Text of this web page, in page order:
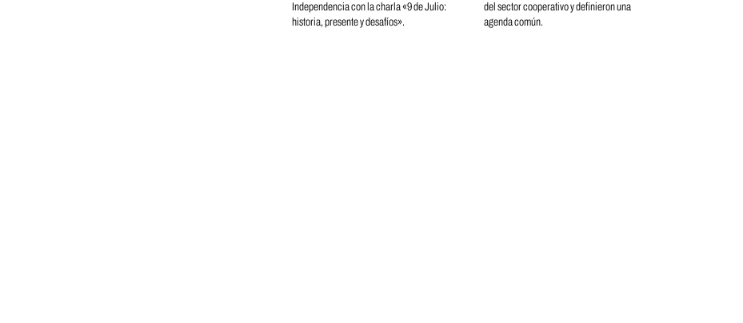
Independencia con la charla «9 de Julio:
historia, presente y desafíos».
del sector cooperativo y definieron una
agenda común.